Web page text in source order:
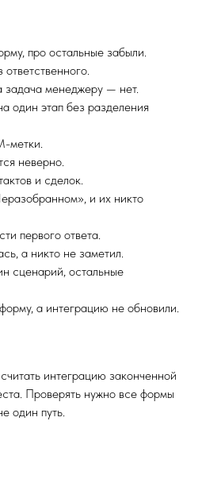
про остальные забыли.
задача менеджеру — нет.
один этап без разделения
метки.
неверно.
и сделок.
и их никто
первого ответа.
а никто не заметил.
сценарий, остальные
а интеграцию не обновили.
интеграцию законченной
Проверять нужно все формы
один путь.